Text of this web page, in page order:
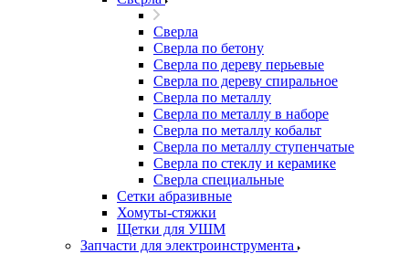
Сверла
Сверла по бетону
Сверла по дереву перьевые
Сверла по дереву спиральное
Сверла по металлу
Сверла по металлу в наборе
Сверла по металлу кобальт
Сверла по металлу ступенчатые
Сверла по стеклу и керамике
Сверла специальные
Сетки абразивные
Хомуты-стяжки
Щетки для УШМ
Запчасти для электроинструмента